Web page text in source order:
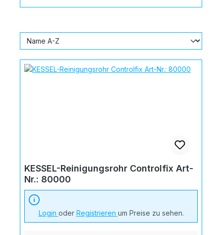
KESSEL-Reinigungsrohr Controlfix Art-
Nr.: 80000
Login oder Registrieren um Preise zu sehen.